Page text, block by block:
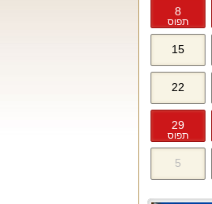
8
תפוס
15
22
29
תפוס
5